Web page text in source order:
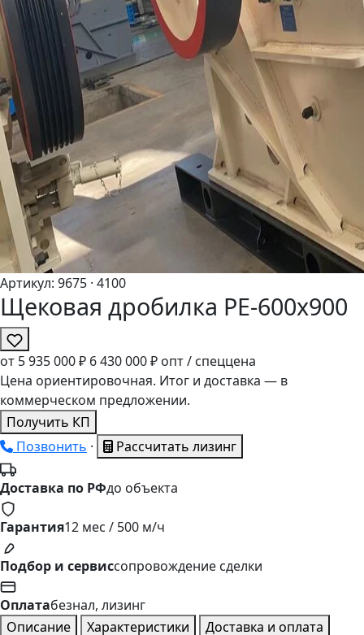
Артикул: 9675 · 4100
Щековая дробилка PE-600x900
от 5935000 ₽ 6430000 ₽ опт / спеццена
Цена ориентировочная. Итог и доставка — в
коммерческом предложении.
Получить КП
Позвонить · Рассчитать лизинг
Доставка по РФдо объекта
Гарантия12 мес / 500 м/ч
Подбор и сервиссопровождение сделки
Оплатабезнал, лизинг
Описание
Характеристики
Доставка и оплата